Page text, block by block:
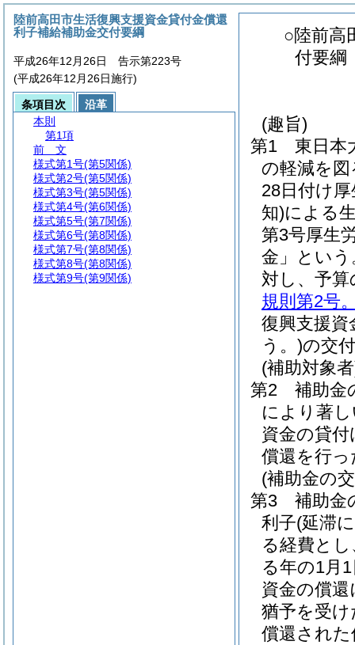
○陸前高
付要綱
(趣旨)
第1 東日本
の軽減を図
28日付け
知)による
第3号厚生
金」という
対し、予
規則第2号
復興支援資
う。)の交
(補助対象
第2 補助金
により著
資金の貸
償還を行
(補助金の
第3 補助金
利子(延滞
る経費と
る年の1月
資金の償
猶予を受
償還され
陸前高田市生活復興支援資金貸付金償還
利子補給補助金交付要綱
平成26年12月26日 告示第223号
(平成26年12月26日施行)
条項目次
沿革
本則
第1項
前 文
様式第1号(第5関係)
様式第2号(第5関係)
様式第3号(第5関係)
様式第4号(第6関係)
様式第5号(第7関係)
様式第6号(第8関係)
様式第7号(第8関係)
様式第8号(第8関係)
様式第9号(第9関係)